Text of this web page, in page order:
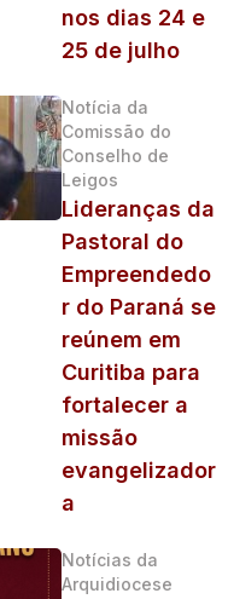
nos dias 24 e
25 de julho
Notícia da
Comissão do
Conselho de
Leigos
Lideranças da
Pastoral do
Empreendedo
r do Paraná se
reúnem em
Curitiba para
fortalecer a
missão
evangelizador
a
Notícias da
Arquidiocese